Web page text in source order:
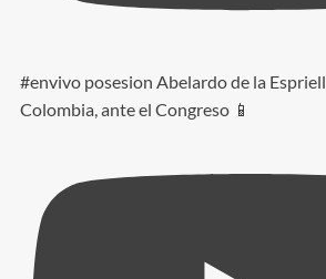
#envivo posesion Abelardo de la
Colombia, ante el Congreso 📱